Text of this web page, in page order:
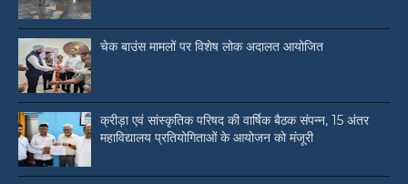
चेक बाउंस मामलों पर विशेष लोक अदालत आयोजित
क्रीड़ा एवं सांस्कृतिक परिषद की वार्षिक बैठक संपन्न, 15 अंतर
महाविद्यालय प्रतियोगिताओं के आयोजन को मंजूरी